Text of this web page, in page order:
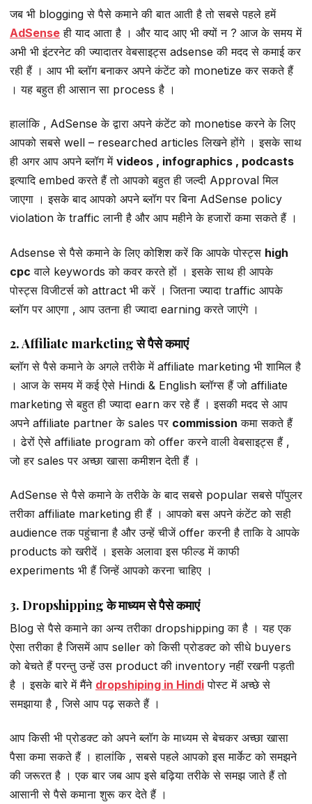
जब भी blogging से पैसे कमाने की बात आती है तो सबसे पहले हमें
AdSense ही याद आता है । और याद आए भी क्यों न ? आज के समय में
अभी भी इंटरनेट की ज्यादातर वेबसाइट्स adsense की मदद से कमाई कर
रही हैं । आप भी ब्लॉग बनाकर अपने कंटेंट को monetize कर सकते हैं
। यह बहुत ही आसान सा process है ।
हालांकि , AdSense के द्वारा अपने कंटेंट को monetise करने के लिए
आपको सबसे well – researched articles लिखने होंगे । इसके साथ
ही अगर आप अपने ब्लॉग में videos , infographics , podcasts
इत्यादि embed करते हैं तो आपको बहुत ही जल्दी Approval मिल
जाएगा । इसके बाद आपको अपने ब्लॉग पर बिना AdSense policy
violation के traffic लानी है और आप महीने के हजारों कमा सकते हैं ।
Adsense से पैसे कमाने के लिए कोशिश करें कि आपके पोस्ट्स high
cpc वाले keywords को कवर करते हों । इसके साथ ही आपके
पोस्ट्स विजीटर्स को attract भी करें । जितना ज्यादा traffic आपके
ब्लॉग पर आएगा , आप उतना ही ज्यादा earning करते जाएंगे ।
2. Affiliate marketing से पैसे कमाएं
ब्लॉग से पैसे कमाने के अगले तरीके में affiliate marketing भी शामिल है
। आज के समय में कई ऐसे Hindi & English ब्लॉग्स हैं जो affiliate
marketing से बहुत ही ज्यादा earn कर रहे हैं । इसकी मदद से आप
अपने affiliate partner के sales पर commission कमा सकते हैं
। ढेरों ऐसे affiliate program को offer करने वाली वेबसाइट्स हैं ,
जो हर sales पर अच्छा खासा कमीशन देती हैं ।
AdSense से पैसे कमाने के तरीके के बाद सबसे popular सबसे पॉपुलर
तरीका affiliate marketing ही हैं । आपको बस अपने कंटेंट को सही
audience तक पहुंचाना है और उन्हें चीजें offer करनी है ताकि वे आपके
products को खरीदें । इसके अलावा इस फील्ड में काफी
experiments भी हैं जिन्हें आपको करना चाहिए ।
3. Dropshipping के माध्यम से पैसे कमाएं
Blog से पैसे कमाने का अन्य तरीका dropshipping का है । यह एक
ऐसा तरीका है जिसमें आप seller को किसी प्रोडक्ट को सीधे buyers
को बेचते हैं परन्तु उन्हें उस product की inventory नहीं रखनी पड़ती
है । इसके बारे में मैंने dropshiping in Hindi पोस्ट में अच्छे से
समझाया है , जिसे आप पढ़ सकते हैं ।
आप किसी भी प्रोडक्ट को अपने ब्लॉग के माध्यम से बेचकर अच्छा खासा
पैसा कमा सकते हैं । हालांकि , सबसे पहले आपको इस मार्केट को समझने
की जरूरत है । एक बार जब आप इसे बढ़िया तरीके से समझ जाते हैं तो
आसानी से पैसे कमाना शुरू कर देते हैं ।